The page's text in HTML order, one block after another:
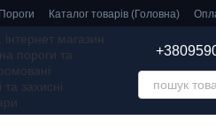
контенту
Каталог товарів (Головна)